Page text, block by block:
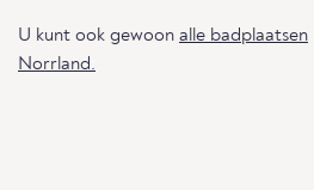
U kunt ook gewoon alle badplaatsen
Norrland.